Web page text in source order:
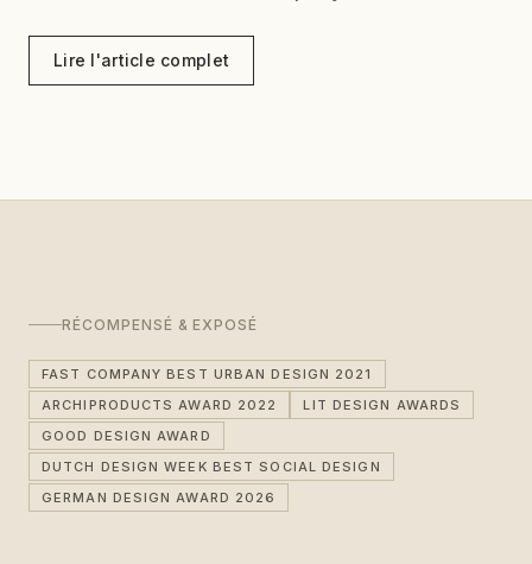
Lire l'article complet
RÉCOMPENSÉ & EXPOSÉ
FAST COMPANY BEST URBAN DESIGN 2021
ARCHIPRODUCTS AWARD 2022
LIT DESIGN AWARDS
GOOD DESIGN AWARD
DUTCH DESIGN WEEK BEST SOCIAL DESIGN
GERMAN DESIGN AWARD 2026